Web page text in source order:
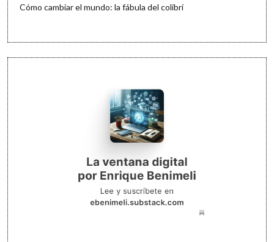
Cómo cambiar el mundo: la fábula del colibrí